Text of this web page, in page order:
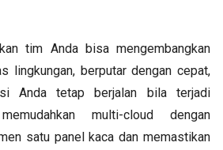
tim Anda bisa mengembangkan
lingkungan, berputar dengan cepat,
Anda tetap berjalan bila terjadi
multi-cloud dengan
satu panel kaca dan memastikan